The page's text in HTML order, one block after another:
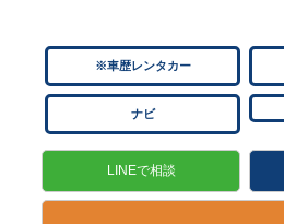
※車歴レンタカー
ナビ
LINEで相談